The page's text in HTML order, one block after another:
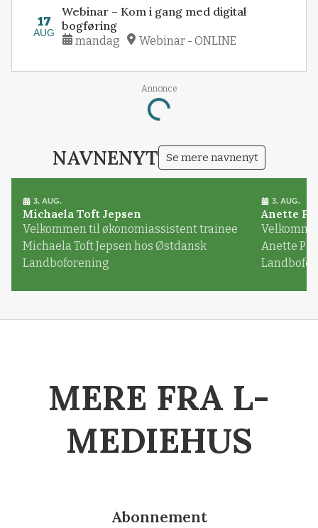
17
AUG
Webinar – Kom i gang med digital
bogføring
mandag Webinar - ONLINE
Annonce
Loading...
NAVNENYT Se mere navnenyt
3. AUG.
Michaela Toft Jepsen
Velkommen til økonomiassistent trainee
Michaela Toft Jepsen hos Østdansk
Landboforening
3. AUG.
Anette
Anette
MERE FRA L-
MEDIEHUS
Abonnement